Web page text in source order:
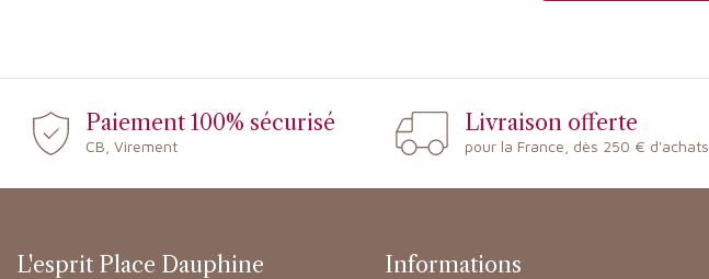
Paiement 100% sécurisé
CB, Virement
Livraison offerte
pour la France, dès 250 € d'achats
L'esprit Place Dauphine Informations